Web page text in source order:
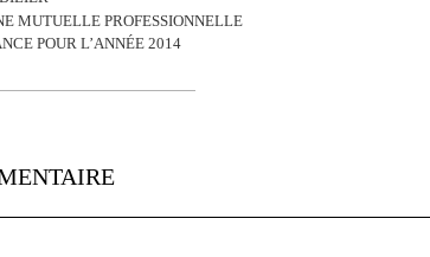
MUTUELLE PROFESSIONNELLE
POUR L’ANNÉE 2014